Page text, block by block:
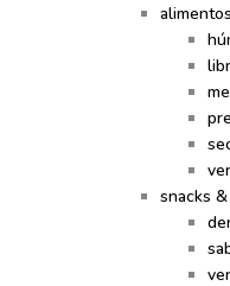
alimentos
snacks